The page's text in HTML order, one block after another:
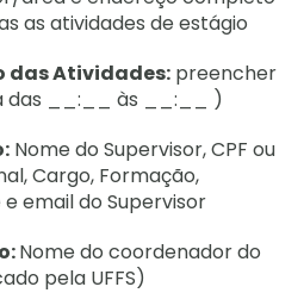
as atividades de estágio
das Atividades: preencher
das __:__ às __:__ )
Nome do Supervisor, CPF ou
Cargo, Formação,
email do Supervisor
Nome do coordenador do
pela UFFS)